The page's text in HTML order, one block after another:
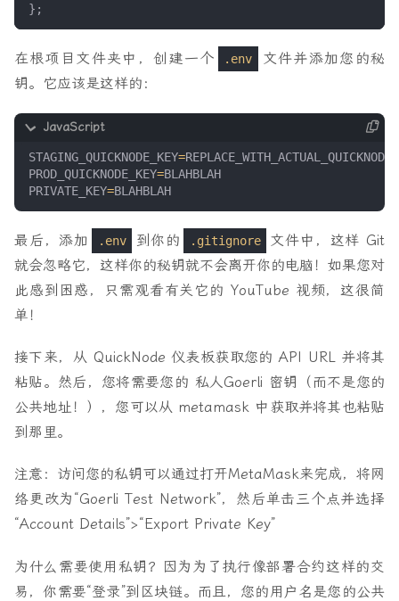
};
在根项目文件夹中，创建一个 .env
文件并添加您的秘
钥。它应该是这样的：
STAGING_QUICKNODE_KEY=
PROD_QUICKNODE_KEY=BLAHBLAH
PRIVATE_KEY=BLAHBLAH
最后，添加 .env 到你的 .gitignore
文件中，这样 Git
就会忽略它，这样你的秘钥就不会离开你的电脑！如果您对
此感到困惑，只需观看有关它的 YouTube 视频，这很简
单！
接下来，从 QuickNode 仪表板获取您的 API URL 并将其
粘贴。然后，您将需要您的 私人Goerli 密钥（而不是您的
公共地址！），您可以从 metamask 中获取并将其也粘贴
到那里。
注意：访问您的私钥可以通过打开MetaMask来完成，将网
络更改为“Goerli Test Network”，然后单击三个点并选择
“Account Details”>“Export Private Key”
为什么需要使用私钥？因为为了执行像部署合约这样的交
易，你需要“登录”到区块链。而且，您的用户名是您的公共